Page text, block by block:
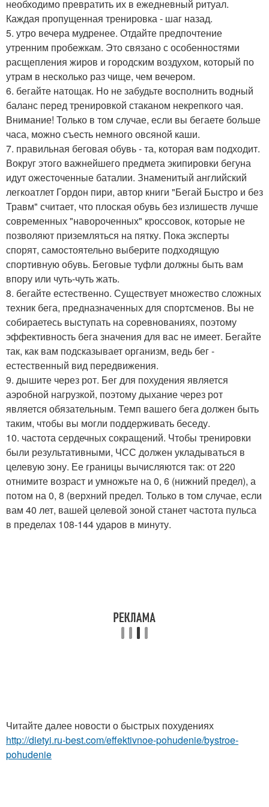
необходимо превратить их в ежедневный ритуал.
Каждая пропущенная тренировка - шаг назад.
5. утро вечера мудренее. Отдайте предпочтение
утренним пробежкам. Это связано с особенностями
расщепления жиров и городским воздухом, который по
утрам в несколько раз чище, чем вечером.
6. бегайте натощак. Но не забудьте восполнить водный
баланс перед тренировкой стаканом некрепкого чая.
Внимание! Только в том случае, если вы бегаете больше
часа, можно съесть немного овсяной каши.
7. правильная беговая обувь - та, которая вам подходит.
Вокруг этого важнейшего предмета экипировки бегуна
идут ожесточенные баталии. Знаменитый английский
легкоатлет Гордон пири, автор книги "Бегай Быстро и без
Травм" считает, что плоская обувь без излишеств лучше
современных "навороченных" кроссовок, которые не
позволяют приземляться на пятку. Пока эксперты
спорят, самостоятельно выберите подходящую
спортивную обувь. Беговые туфли должны быть вам
впору или чуть-чуть жать.
8. бегайте естественно. Существует множество сложных
техник бега, предназначенных для спортсменов. Вы не
собираетесь выступать на соревнованиях, поэтому
эффективность бега значения для вас не имеет. Бегайте
так, как вам подсказывает организм, ведь бег -
естественный вид передвижения.
9. дышите через рот. Бег для похудения является
аэробной нагрузкой, поэтому дыхание через рот
является обязательным. Темп вашего бега должен быть
таким, чтобы вы могли поддерживать беседу.
10. частота сердечных сокращений. Чтобы тренировки
были результативными, ЧСС должен укладываться в
целевую зону. Ее границы вычисляются так: от 220
отнимите возраст и умножьте на 0, 6 (нижний предел), а
потом на 0, 8 (верхний предел. Только в том случае, если
вам 40 лет, вашей целевой зоной станет частота пульса
в пределах 108-144 ударов в минуту.
Читайте далее новости о быстрых похудениях
http://dietyi.ru-best.com/effektivnoe-pohudenie/bystroe-
pohudenie